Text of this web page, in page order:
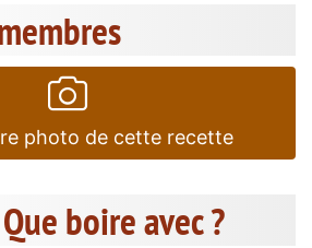
photo de cette recette
boire avec ?